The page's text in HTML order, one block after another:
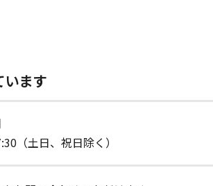
います
（土日、祝日除く）